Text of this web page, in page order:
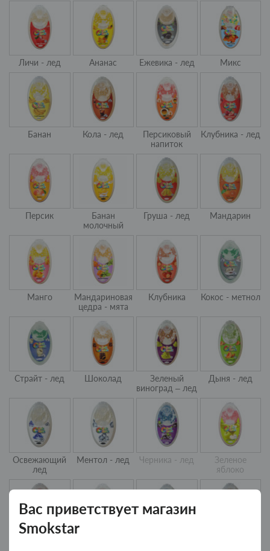
Вас приветствует магазин
Smokstar
Личи - лед Ананас Ежевика - лед Микс
Банан Кола - лед
Персиковый
напиток
Клубника - лед
Персик
Банан
молочный
Груша - лед Мандарин
Манго
Мандариновая
цедра - мята
Клубника Кокос - метнол
Страйт - лед Шоколад
Зеленый
виноград – лед
Дыня - лед
Освежающий
лед
Ментол - лед Черника - лед
Зеленое
яблоко